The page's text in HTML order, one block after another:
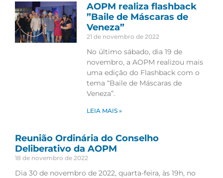
AOPM realiza flashback
”Baile de Máscaras de
Veneza”
21 de novembro de 2022
No último sábado, dia 19 de
novembro, a AOPM realizou mais
uma edição do Flashback com o
tema “Baile de Máscaras de
Veneza”.
LEIA MAIS »
Reunião Ordinária do Conselho
Deliberativo da AOPM
18 de novembro de 2022
Dia 30 de novembro de 2022, quarta-feira, às 19h, no